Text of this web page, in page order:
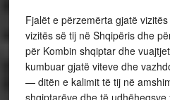
Fjalët e përzemërta gjatë
vizitës së tij në Shqipëris dhe
për Kombin shqiptar dhe
kumbuar gjatë viteve dhe
— ditën e kalimit të tij në